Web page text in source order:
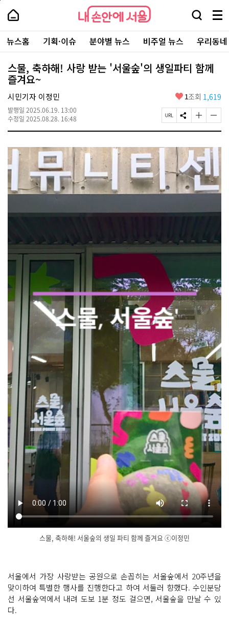
본
로
가
내
손
안
에
서
울
-
서
울
시
대
표
소
통
포
내
손
에
울
검
창
열
기
메
뉴
전
체
보
주
요
서
뉴스홈 기획·이슈 분야별 뉴스 비주얼 뉴스 우리동
스물, 축하해! 사랑 받는 '서울숲'의 생일파티 함께
즐겨요~
시민기자 이정민
발행일 2025.06.19. 13:00
수정일 2025.08.28. 16:48
좋
요
1조회 1,619
페
이
U
L
복
S
N
공
유
하
기
글
자
기
크
게
변
경
하
기
글
자
기
작
게
변
경
하
기
스물, 축하해! 서울숲의 생일 파티 함께 즐겨요 ⓒ이정민
나
는 정
원 월 수 금 일 십
이
시
부
터 십
서울에서 가장 사랑받는 공원으로 손꼽히는 서울숲에서 20주년을
맞이하여 특별한 행사를 진행한다고 하여 서둘러 향했다. 수인분당
선 서울숲역에서 내려 도보 1분 정도 걸으면, 서울숲을 만날 수 있
다.
페
상
단
로